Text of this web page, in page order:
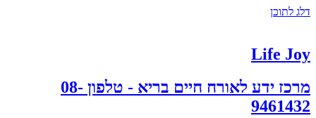
דלג לתוכן
Life Joy
מרכז ידע לאורח חיים בריא - טלפון 08-
9461432